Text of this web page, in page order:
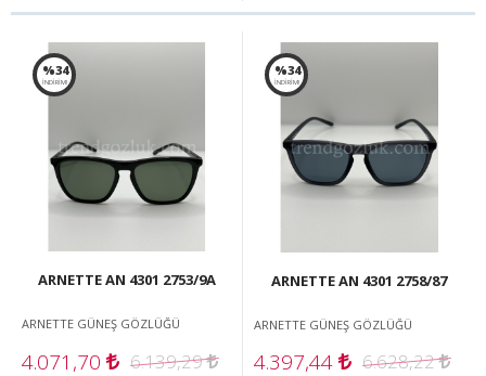
%34
İNDİRİM!
ARNETTE AN 4301 2753/9A
ARNETTE GÜNEŞ GÖZLÜĞÜ
4.071,70 6.139,29
%34
İNDİRİM!
ARNETTE AN 4301 2758/87
ARNETTE GÜNEŞ GÖZLÜĞÜ
4.397,44 6.628,22